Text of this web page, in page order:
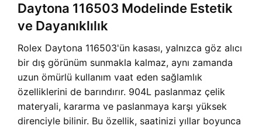
Daytona 116503 Modelinde Estetik
ve Dayanıklılık
Rolex Daytona 116503'ün kasası, yalnızca göz alıcı
bir dış görünüm sunmakla kalmaz, aynı zamanda
uzun ömürlü kullanım vaat eden sağlamlık
özelliklerini de barındırır. 904L paslanmaz çelik
materyali, kararma ve paslanmaya karşı yüksek
direnciyle bilinir. Bu özellik, saatinizi yıllar boyunca